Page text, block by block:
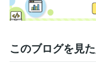
このブログを見